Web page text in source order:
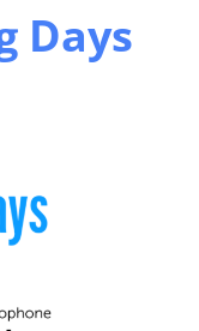
Days